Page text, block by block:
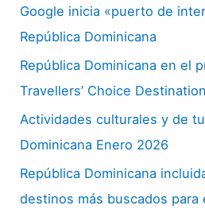
Google inicia «puerto de
República Dominicana
República Dominicana en el
Travellers’ Choice
Actividades culturales y de
Dominicana Enero 2026
República Dominicana
destinos más buscados para